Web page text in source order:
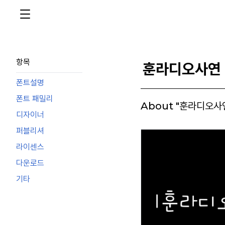
항목
폰트설명
폰트 패밀리
디자이너
퍼블리셔
라이센스
다운로드
기타
훈라디오사연
About "훈라디오사